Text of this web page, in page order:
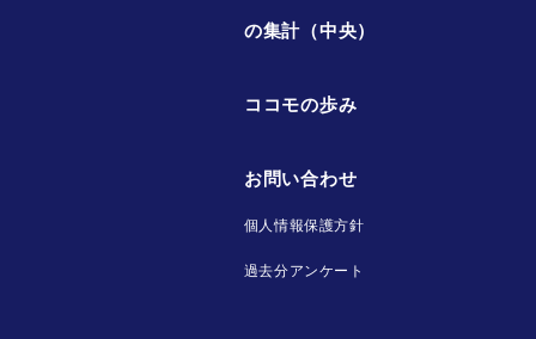
の集計（中央）
ココモの歩み
お問い合わせ
個人情報保護方針
過去分アンケート